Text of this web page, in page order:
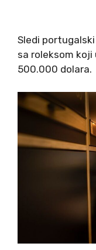
Sledi
sa roleksom
500.000 dolara.